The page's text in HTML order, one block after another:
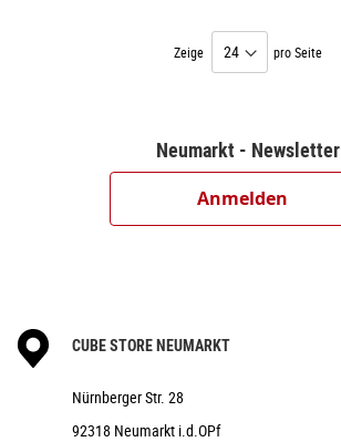
Zeige pro Seite
Neumarkt - Newsletter
Anmelden
CUBE STORE NEUMARKT
Nürnberger Str. 28
92318 Neumarkt i.d.OPf